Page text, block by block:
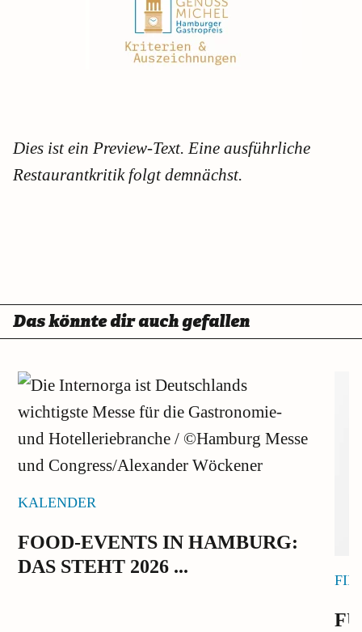
Dies ist ein Preview-Text. Eine ausführliche
Restaurantkritik folgt demnächst.
Das könnte dir auch gefallen
KALENDER
FOOD-EVENTS IN HAMBURG:
DAS STEHT 2026 ...